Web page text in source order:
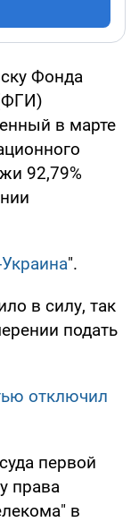
Фонда
в марте
92,79%
".
в силу, так
подать
отключил
первой
права
в